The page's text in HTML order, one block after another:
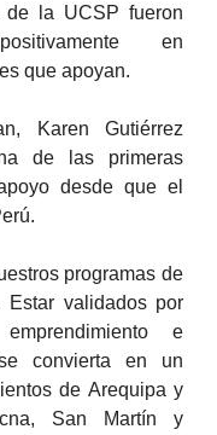
de la UCSP fueron
en
que apoyan.
Karen Gutiérrez
de las primeras
desde que el
programas de
validados por
e
convierta en un
de Arequipa y
San Martín y